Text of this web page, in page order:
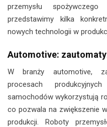
przemysłu
przedstawimy kilka
nowych technologii w
Automotive:
W branży automotive,
procesach
samochodów wykorzystują
co pozwala na zwiększenie
produkcji. Roboty